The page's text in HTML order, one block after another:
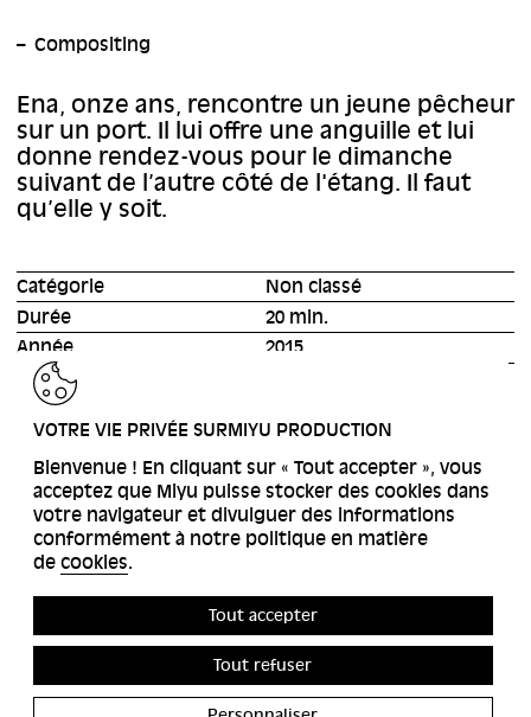
Compositing
Ena, onze ans, rencontre un jeune pêcheur
sur un port. Il lui offre une anguille et lui
donne rendez-vous pour le dimanche
suivant de l’autre côté de l'étang. Il faut
qu’elle y soit.
Catégorie
Non classé
Durée
20 min.
Année
2015
RETOUR
VOTRE VIE PRIVÉE SURMIYU PRODUCTION
Bienvenue ! En cliquant sur « Tout accepter », vous
acceptez que Miyu puisse stocker des cookies dans
votre navigateur et divulguer des informations
conformément à notre politique en matière
de cookies.
Tout accepter
Tout refuser